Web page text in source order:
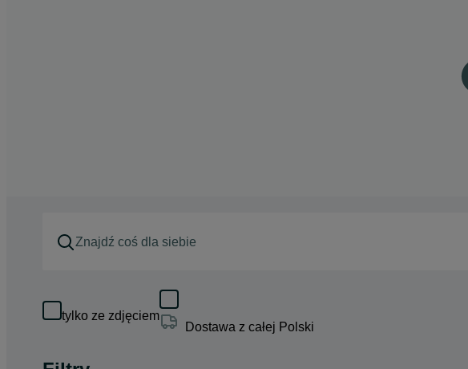
tylko ze zdjęciem
Dostawa z całej Polski